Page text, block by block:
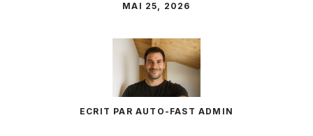
MAI 25, 2026
ECRIT PAR AUTO-FAST ADMIN